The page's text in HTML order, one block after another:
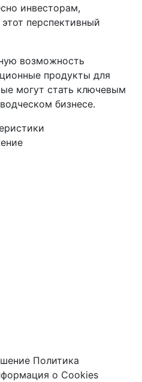
инвесторам,
перспективный
возможность
продукты для
могут стать ключевым
бизнесе.
Политика
о Cookies